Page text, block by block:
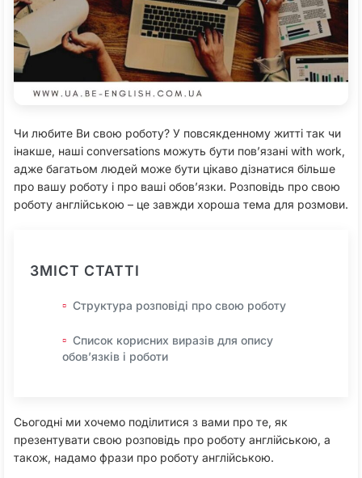
Чи любите Ви свою роботу? У повсякденному житті так чи
інакше, наші conversations можуть бути пов’язані with work,
адже багатьом людей може бути цікаво дізнатися більше
про вашу роботу і про ваші обов’язки. Розповідь про свою
роботу англійською – це завжди хороша тема для розмови.
ЗМІСТ СТАТТІ
Структура розповіді про свою роботу
Список корисних виразів для опису
обов’язків і роботи
Сьогодні ми хочемо поділитися з вами про те, як
презентувати свою розповідь про роботу англійською, а
також, надамо фрази про роботу англійською.